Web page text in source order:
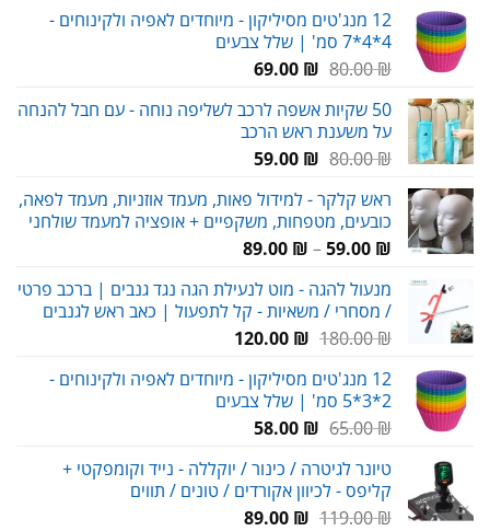
12 מנג'טים מסיליקון - מיוחדים לאפיה ולקינוחים -
4*4*7 סמ' | שלל צבעים
80.00₪
המחיר
היה:
80.00 ₪.
69.00 ₪
המחיר
הוא:
69.00 ₪.
50 שקיות אשפה לרכב לשליפה נוחה - עם חבל להנחה
על משענת ראש הרכב
80.00₪
המחיר
היה:
80.00 ₪.
59.00 ₪
המחיר
הוא:
59.00 ₪.
ראש קלקר - למידול פאות, מעמד אוזניות, מעמד לפאה,
כובעים, מטפחות, משקפיים + אופציה למעמד שולחני
59.00 ₪
–
89.00 ₪
טווח
עד
מנעול להגה - מוט לנעילת הגה נגד גנבים | ברכב פרטי
/ מסחרי / משאיות - קל לתפעול | כאב ראש לגנבים
180.00₪
המחיר
היה:
180.00 ₪.
120.00 ₪
המחיר
הוא:
120.00 ₪.
12 מנג'טים מסיליקון - מיוחדים לאפיה ולקינוחים -
2*3*5 סמ' | שלל צבעים
65.00₪
המחיר
היה:
65.00 ₪.
58.00 ₪
המחיר
הוא:
58.00 ₪.
טיונר לגיטרה / כינור / יוקללה - נייד וקומפקטי +
קליפס - לכיוון אקורדים / טונים / תווים
119.00₪
המחיר89.00 ₪
המחיר